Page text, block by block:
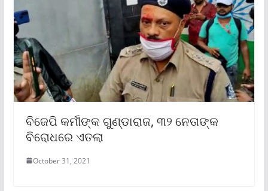
ବିଜେପି କର୍ମୀଙ୍କ ଗୁଣ୍ଡାରାଜ, ୩୨ ନେତାଙ୍କ
ବିରୋଧରେ ଏତଲା
October 31, 2021